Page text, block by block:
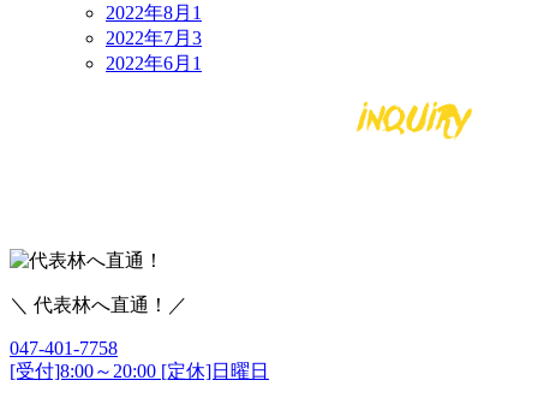
2022年8月 1
2022年7月 3
2022年6月 1
＼ 代表林へ直通！／
047-401-7758
[受付]8:00～20:00 [定休]日曜日